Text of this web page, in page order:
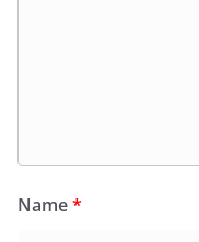
Name*